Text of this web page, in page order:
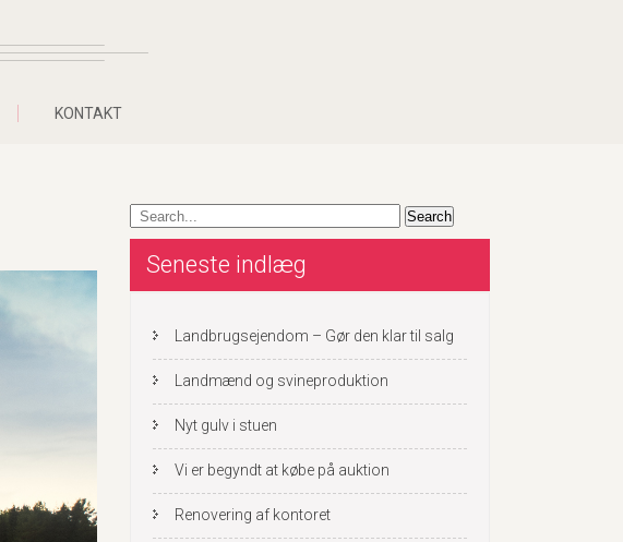
KONTAKT
Seneste indlæg
Landbrugsejendom – Gør den klar til salg
Landmænd og svineproduktion
Nyt gulv i stuen
Vi er begyndt at købe på auktion
Renovering af kontoret